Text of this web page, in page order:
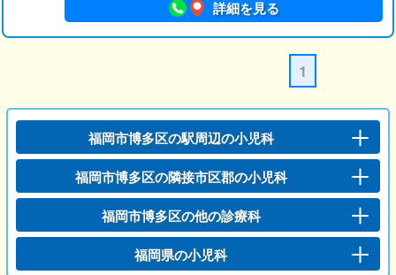
詳細を見る
1
福岡市博多区の駅周辺の小児科
福岡市博多区の隣接市区郡の小児科
福岡市博多区の他の診療科
福岡県の小児科